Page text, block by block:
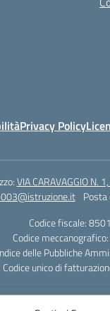
Privacy Policy
VIA CARAVAGGIO N.
Posta
Codice fiscale:
Codice meccanografico:
delle Pubbliche
Codice unico di